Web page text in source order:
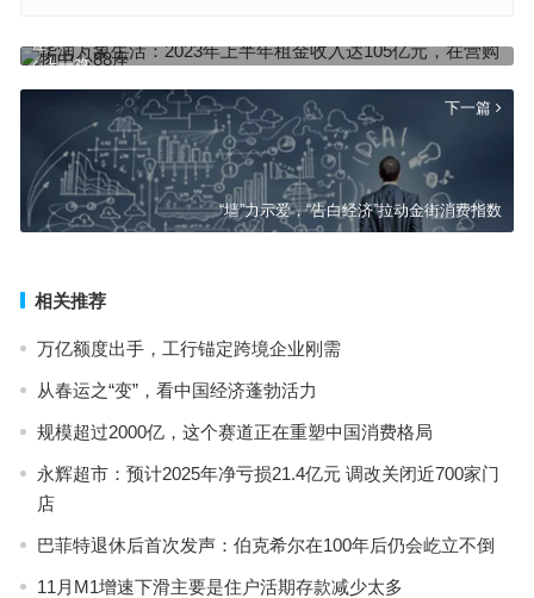
上一篇
座
下一篇
“墙”力示爱，“告白经济”拉动金街消费指数
相关推荐
万亿额度出手，工行锚定跨境企业刚需
从春运之“变”，看中国经济蓬勃活力
规模超过2000亿，这个赛道正在重塑中国消费格局
永辉超市：预计2025年净亏损21.4亿元 调改关闭近700家门
店
巴菲特退休后首次发声：伯克希尔在100年后仍会屹立不倒
11月M1增速下滑主要是住户活期存款减少太多